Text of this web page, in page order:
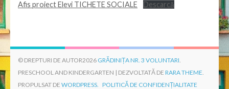
Afis proiect Elevi TICHETE SOCIALE
Descarcă
© DREPTURI DE AUTOR2026 GRĂDINIȚA NR. 3 VOLUNTARI.
PRESCHOOL AND KINDERGARTEN | DEZVOLTATĂ DE RARA THEME.
PROPULSAT DE WORDPRESS. POLITICĂ DE CONFIDENȚIALITATE